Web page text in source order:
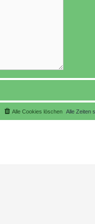
Alle Zeiten
Alle Cookies löschen